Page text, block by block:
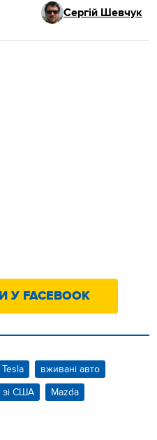
Сергій Шевчук
FACEBOOK
Tesla
вживані авто
зі США
Mazda